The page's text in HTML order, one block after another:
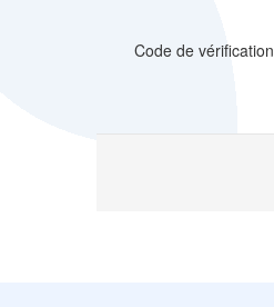
Code de vérification